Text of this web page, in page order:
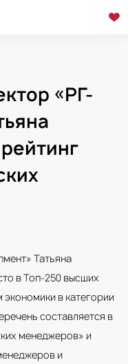
Тихонова вошла в
«РГ-
Татьяна
в Топ-250 высших
в категории
составляется в
менеджеров» и
и